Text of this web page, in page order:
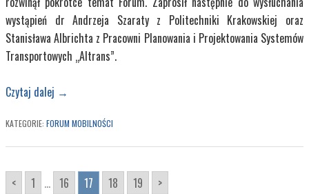
wystąpień dr Andrzeja Szaraty z Politechniki Krakowskiej oraz
Stanisława Albrichta z Pracowni Planowania i Projektowania Systemów
Transportowych „Altrans”.
Czytaj dalej →
KATEGORIE: FORUM MOBILNOŚCI
< 1 ... 16 17 18 19 >